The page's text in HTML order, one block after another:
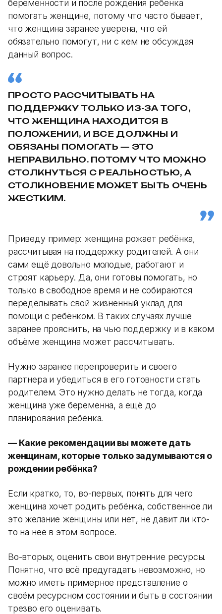
беременности и после рождения ребёнка
помогать женщине, потому что часто бывает,
что женщина заранее уверена, что ей
обязательно помогут, ни с кем не обсуждая
данный вопрос.
ПРОСТО РАССЧИТЫВАТЬ НА
ПОДДЕРЖКУ ТОЛЬКО ИЗ-ЗА ТОГО,
ЧТО ЖЕНЩИНА НАХОДИТСЯ В
ПОЛОЖЕНИИ, И ВСЕ ДОЛЖНЫ И
ОБЯЗАНЫ ПОМОГАТЬ — ЭТО
НЕПРАВИЛЬНО. ПОТОМУ ЧТО МОЖНО
СТОЛКНУТЬСЯ С РЕАЛЬНОСТЬЮ, А
СТОЛКНОВЕНИЕ МОЖЕТ БЫТЬ ОЧЕНЬ
ЖЕСТКИМ.
Приведу пример: женщина рожает ребёнка,
рассчитывая на поддержку родителей. А они
сами ещё довольно молодые, работают и
строят карьеру. Да, они готовы помогать, но
только в свободное время и не собираются
переделывать свой жизненный уклад для
помощи с ребёнком. В таких случаях лучше
заранее прояснить, на чью поддержку и в каком
объёме женщина может рассчитывать.
Нужно заранее перепроверить и своего
партнера и убедиться в его готовности стать
родителем. Это нужно делать не тогда, когда
женщина уже беременна, а ещё до
планирования ребёнка.
— Какие рекомендации вы можете дать
женщинам, которые только задумываются о
рождении ребёнка?
Если кратко, то, во-первых, понять для чего
женщина хочет родить ребёнка, собственное ли
это желание женщины или нет, не давит ли кто-
то на неё в этом вопросе.
Во-вторых, оценить свои внутренние ресурсы.
Понятно, что всё предугадать невозможно, но
можно иметь примерное представление о
своём ресурсном состоянии и быть в состоянии
трезво его оценивать.